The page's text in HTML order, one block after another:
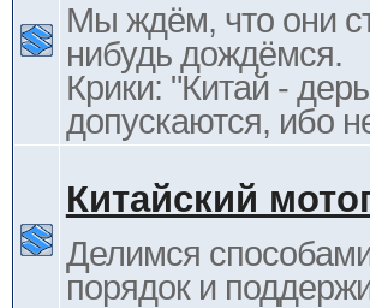
Мы ждём, что они
нибудь дождёмся.
Крики: "Китай -
допускаются, ибо
Китайский
Делимся
порядок и